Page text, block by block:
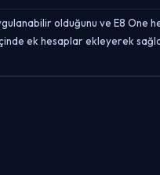
olduğunu ve E8 One
ek hesaplar ekleyerek